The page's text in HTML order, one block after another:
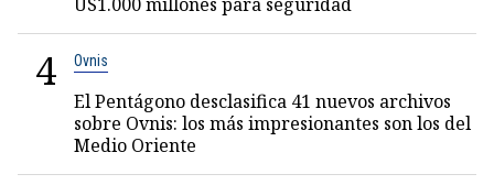
4 Ovnis
El Pentágono desclasifica 41 nuevos archivos
sobre Ovnis: los más impresionantes son los del
Medio Oriente